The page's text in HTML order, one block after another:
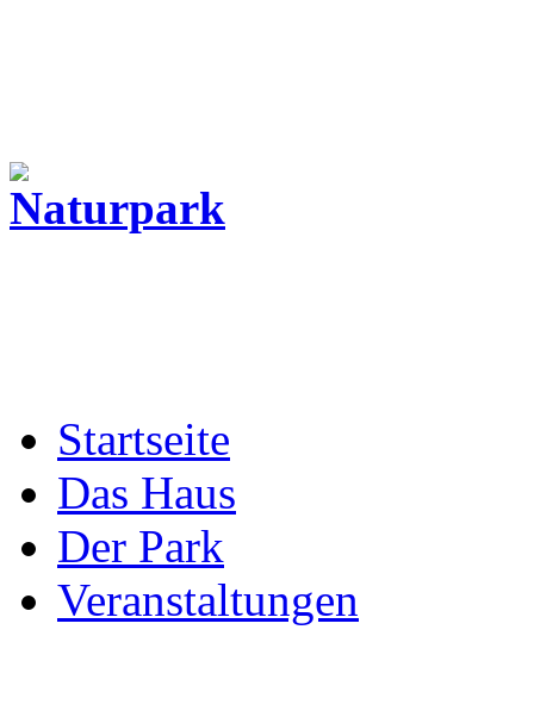
Startseite
Das Haus
Der Park
Veranstaltungen